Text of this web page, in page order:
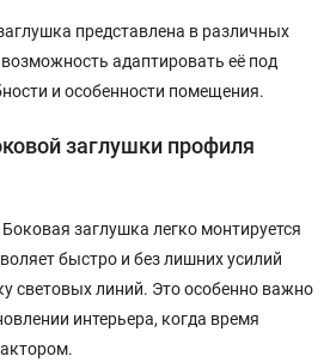
представлена в различных
адаптировать её под
и особенности помещения.
заглушки профиля
Боковая заглушка легко монтируется
быстро и без лишних усилий
световых линий. Это особенно важно
интерьера, когда время